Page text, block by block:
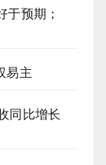
于预期；
易主
同比增长